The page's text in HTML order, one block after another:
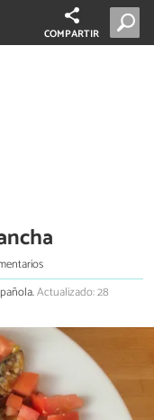
COMPARTIR
Actualizado: 28